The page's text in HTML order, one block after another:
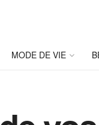
MODE DE VIE